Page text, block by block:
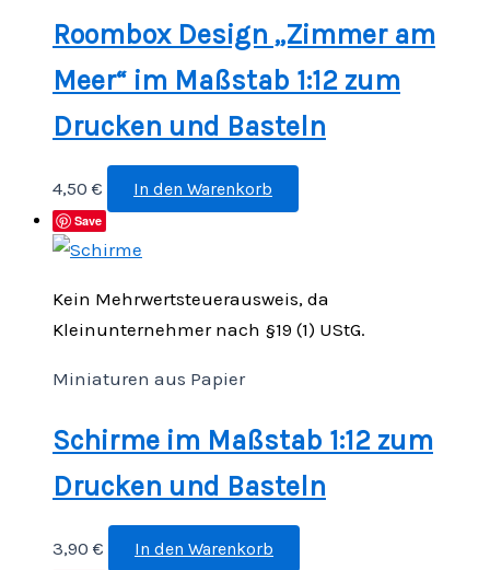
Roombox Design „Zimmer am
Meer“ im Maßstab 1:12 zum
Drucken und Basteln
4,50 € In den Warenkorb
Save
Kein Mehrwertsteuerausweis, da
Kleinunternehmer nach §19 (1) UStG.
Miniaturen aus Papier
Schirme im Maßstab 1:12 zum
Drucken und Basteln
3,90 € In den Warenkorb